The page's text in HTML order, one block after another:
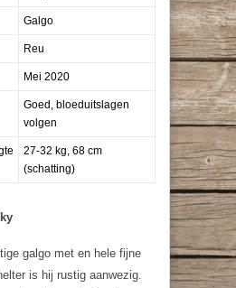
Galgo
Reu
Mei 2020
Goed, bloeduitslagen
volgen
27-32 kg, 68 cm
(schatting)
galgo met en hele fijne
is hij rustig aanwezig.